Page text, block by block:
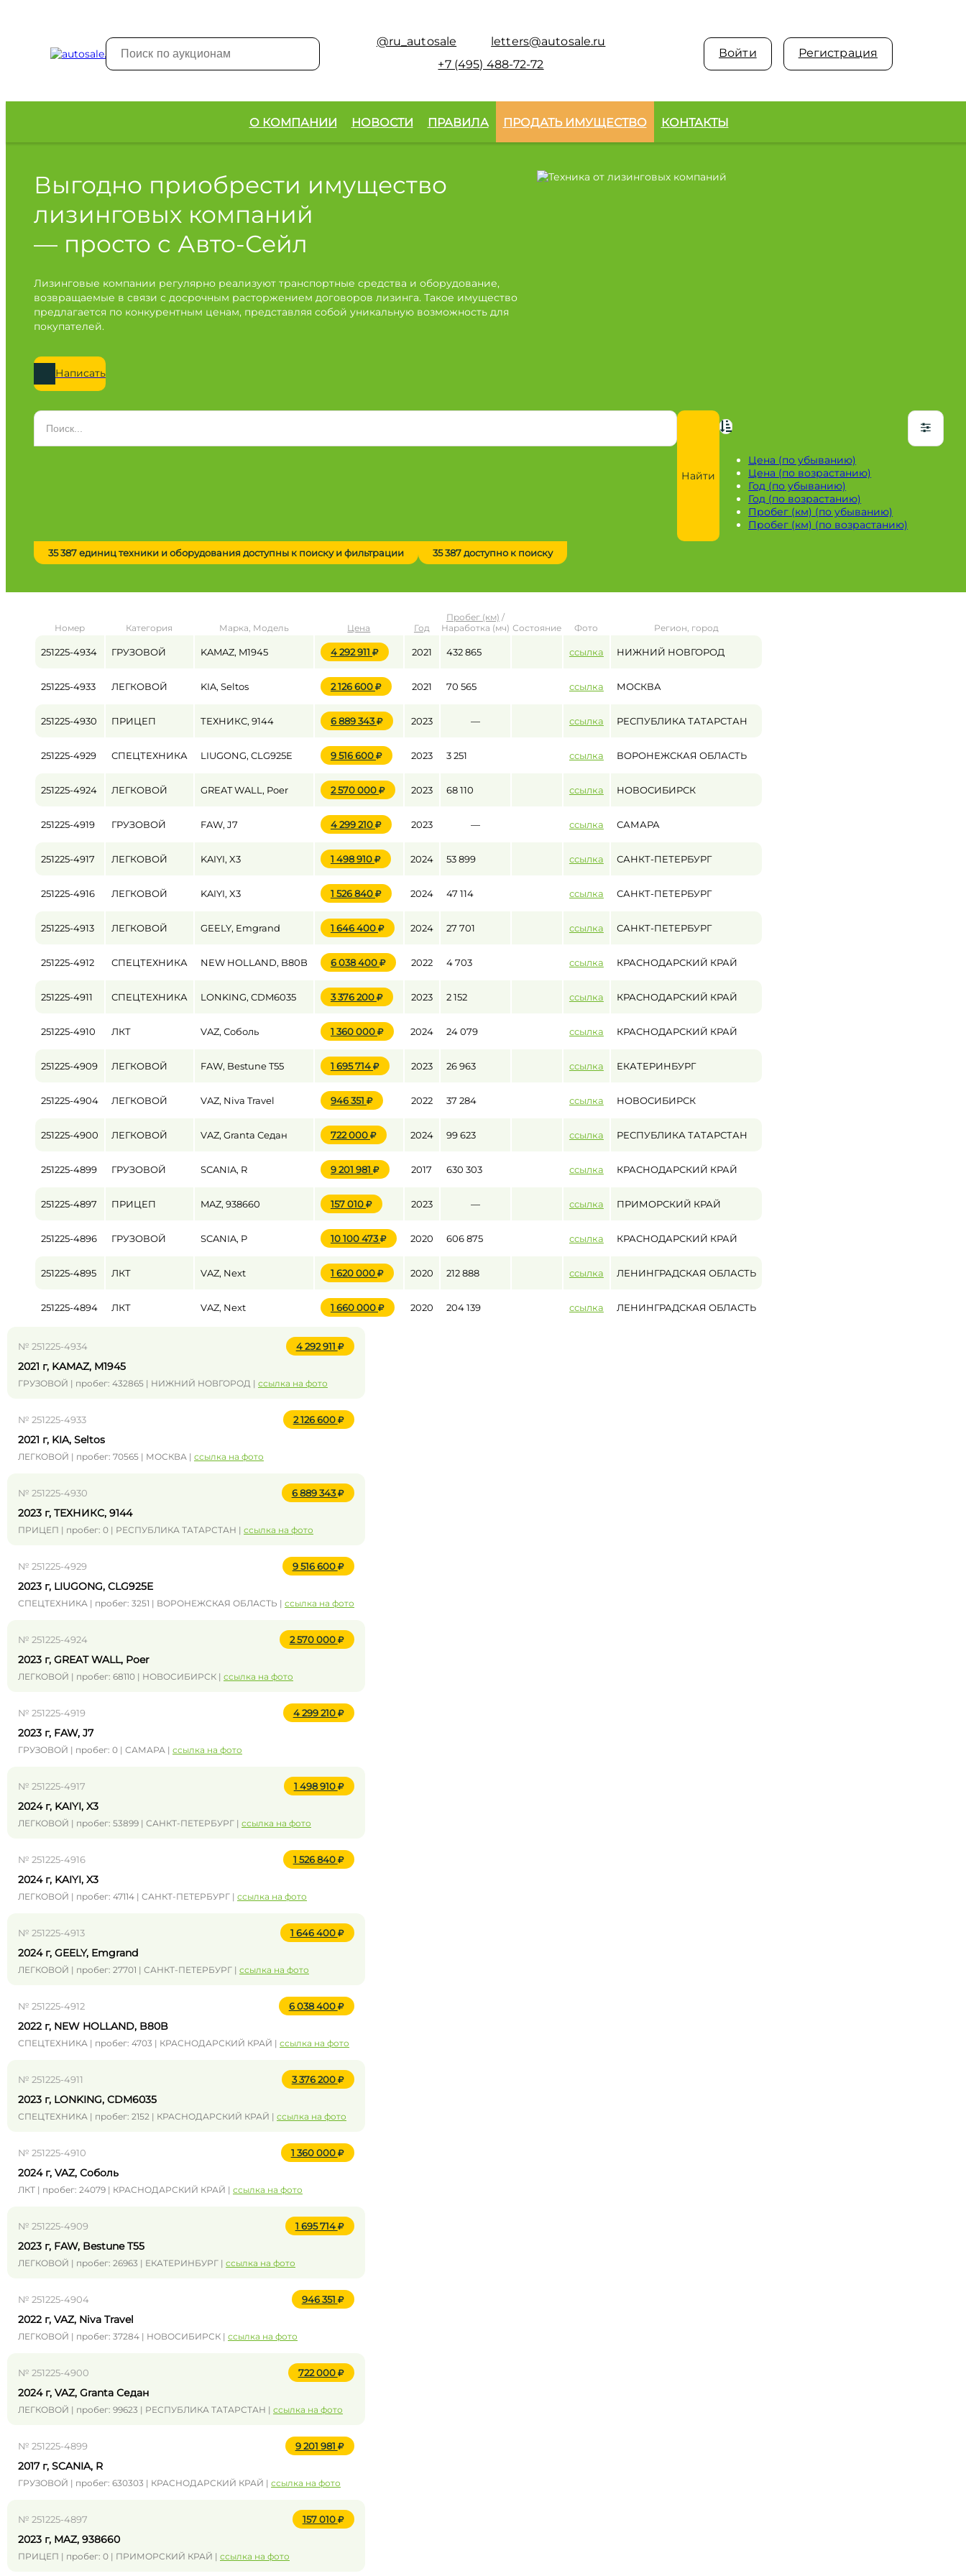
@ru_autosale
letters@autosale.ru
+7 (495) 488-72-72
Войти Регистрация
О КОМПАНИИ НОВОСТИ ПРАВИЛА ПРОДАТЬ ИМУЩЕСТВО КОНТАКТЫ
Выгодно приобрести имущество
лизинговых компаний
— просто с Авто-Сейл
Лизинговые компании регулярно реализуют транспортные средства и оборудование,
возвращаемые в связи с досрочным расторжением договоров лизинга. Такое имущество
предлагается по конкурентным ценам, представляя собой уникальную возможность для
покупателей.
Написать
Сначала выберите марку
Город / регион
от
Цена
Найти
Цена (по убыванию)
Цена (по возрастанию)
Год (по убыванию)
Год (по возрастанию)
Пробег (км) (по убыванию)
Пробег (км) (по возрастанию)
35 387 единиц техники и оборудования доступны к поиску и фильтрации 35 387 доступно к поиску
Номер Категория Марка, Модель Цена Год
Пробег (км) /
Наработка (мч) Состояние Фото Регион, город
251225-4934 ГРУЗОВОЙ KAMAZ, M1945 4 292 911 2021 432 865 ссылка НИЖНИЙ НОВГОРОД
251225-4933 ЛЕГКОВОЙ KIA, Seltos 2 126 600 2021 70 565 ссылка МОСКВА
251225-4930 ПРИЦЕП ТЕХНИКС, 9144 6 889 343 2023 — ссылка РЕСПУБЛИКА ТАТАРСТАН
251225-4929 СПЕЦТЕХНИКА LIUGONG, CLG925E 9 516 600 2023 3 251 ссылка ВОРОНЕЖСКАЯ ОБЛАСТЬ
251225-4924 ЛЕГКОВОЙ GREAT WALL, Poer 2 570 000 2023 68 110 ссылка НОВОСИБИРСК
251225-4919 ГРУЗОВОЙ FAW, J7 4 299 210 2023 — ссылка САМАРА
251225-4917 ЛЕГКОВОЙ KAIYI, X3 1 498 910 2024 53 899 ссылка САНКТ-ПЕТЕРБУРГ
251225-4916 ЛЕГКОВОЙ KAIYI, X3 1 526 840 2024 47 114 ссылка САНКТ-ПЕТЕРБУРГ
251225-4913 ЛЕГКОВОЙ GEELY, Emgrand 1 646 400 2024 27 701 ссылка САНКТ-ПЕТЕРБУРГ
251225-4912 СПЕЦТЕХНИКА NEW HOLLAND, B80B 6 038 400 2022 4 703 ссылка КРАСНОДАРСКИЙ КРАЙ
251225-4911 СПЕЦТЕХНИКА LONKING, CDM6035 3 376 200 2023 2 152 ссылка КРАСНОДАРСКИЙ КРАЙ
251225-4910 ЛКТ VAZ, Соболь 1 360 000 2024 24 079 ссылка КРАСНОДАРСКИЙ КРАЙ
251225-4909 ЛЕГКОВОЙ FAW, Bestune T55 1 695 714 2023 26 963 ссылка ЕКАТЕРИНБУРГ
251225-4904 ЛЕГКОВОЙ VAZ, Niva Travel 946 351 2022 37 284 ссылка НОВОСИБИРСК
251225-4900 ЛЕГКОВОЙ VAZ, Granta Седан 722 000 2024 99 623 ссылка РЕСПУБЛИКА ТАТАРСТАН
251225-4899 ГРУЗОВОЙ SCANIA, R 9 201 981 2017 630 303 ссылка КРАСНОДАРСКИЙ КРАЙ
251225-4897 ПРИЦЕП MAZ, 938660 157 010 2023 — ссылка ПРИМОРСКИЙ КРАЙ
251225-4896 ГРУЗОВОЙ SCANIA, P 10 100 473 2020 606 875 ссылка КРАСНОДАРСКИЙ КРАЙ
251225-4895 ЛКТ VAZ, Next 1 620 000 2020 212 888 ссылка ЛЕНИНГРАДСКАЯ ОБЛАСТЬ
251225-4894 ЛКТ VAZ, Next 1 660 000 2020 204 139 ссылка ЛЕНИНГРАДСКАЯ ОБЛАСТЬ
№ 251225-4934 4 292 911
2021 г, KAMAZ, M1945
ГРУЗОВОЙ | пробег: 432865 | НИЖНИЙ НОВГОРОД | ссылка на фото
№ 251225-4933 2 126 600
2021 г, KIA, Seltos
ЛЕГКОВОЙ | пробег: 70565 | МОСКВА | ссылка на фото
№ 251225-4930 6 889 343
2023 г, ТЕХНИКС, 9144
ПРИЦЕП | пробег: 0 | РЕСПУБЛИКА ТАТАРСТАН | ссылка на фото
№ 251225-4929 9 516 600
2023 г, LIUGONG, CLG925E
СПЕЦТЕХНИКА | пробег: 3251 | ВОРОНЕЖСКАЯ ОБЛАСТЬ | ссылка на фото
№ 251225-4924 2 570 000
2023 г, GREAT WALL, Poer
ЛЕГКОВОЙ | пробег: 68110 | НОВОСИБИРСК | ссылка на фото
№ 251225-4919 4 299 210
2023 г, FAW, J7
ГРУЗОВОЙ | пробег: 0 | САМАРА | ссылка на фото
№ 251225-4917 1 498 910
2024 г, KAIYI, X3
ЛЕГКОВОЙ | пробег: 53899 | САНКТ-ПЕТЕРБУРГ | ссылка на фото
№ 251225-4916 1 526 840
2024 г, KAIYI, X3
ЛЕГКОВОЙ | пробег: 47114 | САНКТ-ПЕТЕРБУРГ | ссылка на фото
№ 251225-4913 1 646 400
2024 г, GEELY, Emgrand
ЛЕГКОВОЙ | пробег: 27701 | САНКТ-ПЕТЕРБУРГ | ссылка на фото
№ 251225-4912 6 038 400
2022 г, NEW HOLLAND, B80B
СПЕЦТЕХНИКА | пробег: 4703 | КРАСНОДАРСКИЙ КРАЙ | ссылка на фото
№ 251225-4911 3 376 200
2023 г, LONKING, CDM6035
СПЕЦТЕХНИКА | пробег: 2152 | КРАСНОДАРСКИЙ КРАЙ | ссылка на фото
№ 251225-4910 1 360 000
2024 г, VAZ, Соболь
ЛКТ | пробег: 24079 | КРАСНОДАРСКИЙ КРАЙ | ссылка на фото
№ 251225-4909 1 695 714
2023 г, FAW, Bestune T55
ЛЕГКОВОЙ | пробег: 26963 | ЕКАТЕРИНБУРГ | ссылка на фото
№ 251225-4904 946 351
2022 г, VAZ, Niva Travel
ЛЕГКОВОЙ | пробег: 37284 | НОВОСИБИРСК | ссылка на фото
№ 251225-4900 722 000
2024 г, VAZ, Granta Седан
ЛЕГКОВОЙ | пробег: 99623 | РЕСПУБЛИКА ТАТАРСТАН | ссылка на фото
№ 251225-4899 9 201 981
2017 г, SCANIA, R
ГРУЗОВОЙ | пробег: 630303 | КРАСНОДАРСКИЙ КРАЙ | ссылка на фото
№ 251225-4897 157 010
2023 г, MAZ, 938660
ПРИЦЕП | пробег: 0 | ПРИМОРСКИЙ КРАЙ | ссылка на фото